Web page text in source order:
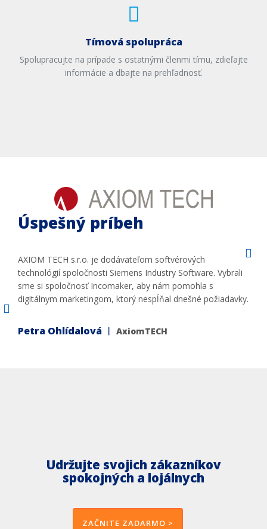
Tímová spolupráca
Spolupracujte na prípade s ostatnými členmi tímu, zdieľajte
informácie a dbajte na prehľadnosť.
Úspešný príbeh
AXIOM TECH s.r.o. je dodávateľom softvérových
technológií spoločnosti Siemens Industry Software. Vybrali
sme si spoločnosť Incomaker, aby nám pomohla s
digitálnym marketingom, ktorý nespĺňal dnešné požiadavky.
Petra Ohlídalová ︱ AxiomTECH
Udržujte svojich zákazníkov
spokojných a lojálnych
ZAČNITE ZADARMO >